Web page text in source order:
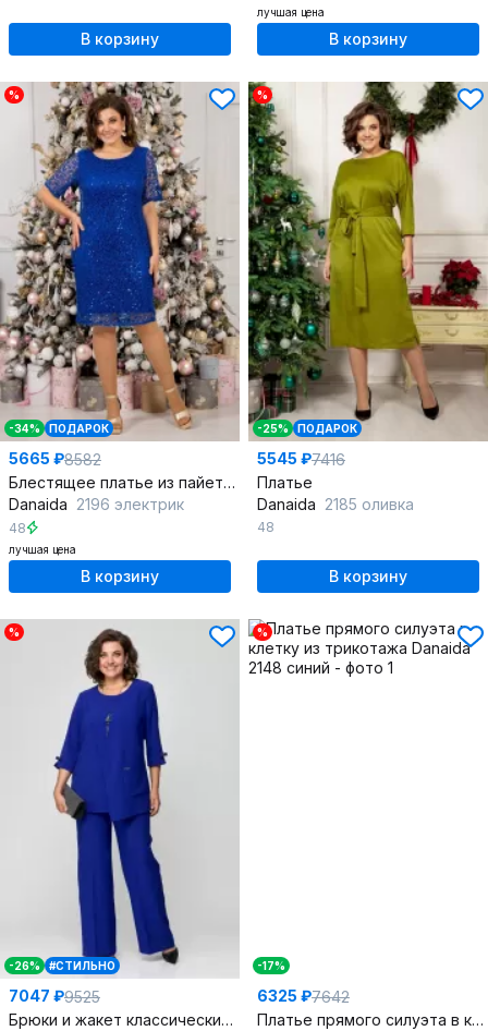
В корзину
лучшая цена
В корзину
%
-34% ПОДАРОК
5665 ₽8582
Блестящее платье из пайеток, сетки и трикотажа
Danaida 2196 электрик
48
лучшая цена
В корзину
%
-25% ПОДАРОК
5545 ₽7416
Платье
Danaida 2185 оливка
48
В корзину
%
-26% #СТИЛЬНО
7047 ₽9525
Брюки и жакет классические в синем из текстиля с эластаном
%
-17%
6325 ₽7642
Платье прямого силуэта в клетку из трикотажа